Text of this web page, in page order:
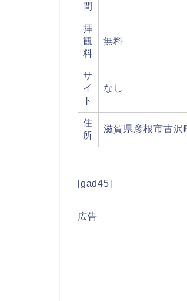
間
拝
観
料
無料
サ
イ
ト
なし
住
所
滋賀県彦根市古沢
[gad45]
広告